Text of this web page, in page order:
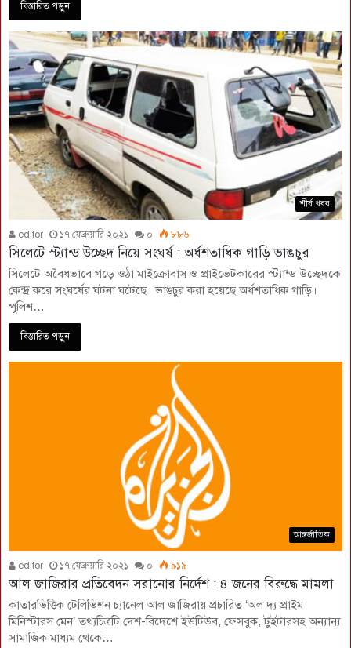
বিস্তারিত পড়ুন
শীর্ষ খবর
editor ১৭ ফেব্রুয়ারি ২০২১ ০ ৮৮৬
সিলেটে স্ট্যান্ড উচ্ছেদ নিয়ে সংঘর্ষ : অর্ধশতাধিক গাড়ি ভাঙচুর
সিলেটে অবৈধভাবে গড়ে ওঠা মাইক্রোবাস ও প্রাইভেটকারের স্ট্যান্ড উচ্ছেদকে
কেন্দ্র করে সংঘর্ষের ঘটনা ঘটেছে। ভাঙচুর করা হয়েছে অর্ধশতাধিক গাড়ি।
পুলিশ…
বিস্তারিত পড়ুন
আন্তর্জাতিক
editor ১৭ ফেব্রুয়ারি ২০২১ ০ ৯১৯
আল জাজিরার প্রতিবেদন সরানোর নির্দেশ : ৪ জনের বিরুদ্ধে মামলা
কাতারভিত্তিক টেলিভিশন চ্যানেল আল জাজিরায় প্রচারিত ‘অল দ্য প্রাইম
মিনিস্টারস মেন’ তথ্যচিত্রটি দেশ-বিদেশে ইউটিউব, ফেসবুক, টুইটারসহ অন্যান্য
সামাজিক মাধ্যম থেকে…